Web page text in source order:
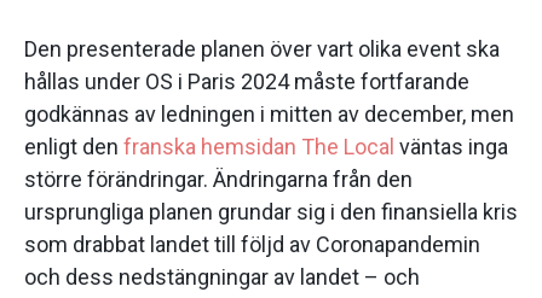
Den presenterade planen över vart olika event ska
hållas under OS i Paris 2024 måste fortfarande
godkännas av ledningen i mitten av december, men
enligt den franska hemsidan The Local väntas inga
större förändringar. Ändringarna från den
ursprungliga planen grundar sig i den finansiella kris
som drabbat landet till följd av Coronapandemin
och dess nedstängningar av landet – och